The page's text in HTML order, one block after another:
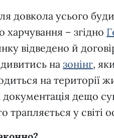
довкола усього
харчування – згідно
відведено й
назонінг,
на території
документація дещо
трапляється у